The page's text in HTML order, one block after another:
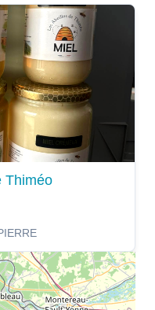
Thiméo